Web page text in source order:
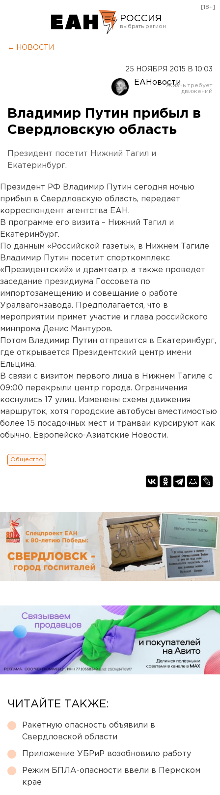
РОССИЯ
Оренбург
[18+]
← НОВОСТИ
25 НОЯБРЯ 2015 В 10:03
ЕАНовости
Владимир Путин прибыл в
Свердловскую область
Президент посетит Нижний Тагил и
Екатеринбург.
Президент РФ Владимир Путин сегодня ночью
прибыл в Свердловскую область, передает
корреспондент агентства ЕАН.
В программе его визита – Нижний Тагил и
Екатеринбург.
По данным «Российской газеты», в Нижнем Тагиле
Владимир Путин посетит спорткомплекс
«Президентский» и драмтеатр, а также проведет
заседание президиума Госсовета по
импортозамещению и совещание о работе
Уралвагонзавода. Предполагается, что в
мероприятии примет участие и глава российского
минпрома Денис Мантуров.
Потом Владимир Путин отправится в Екатеринбург,
где открывается Президентский центр имени
Ельцина.
В связи с визитом первого лица в Нижнем Тагиле с
09:00 перекрыли центр города. Ограничения
коснулись 17 улиц. Изменены схемы движения
маршруток, хотя городские автобусы вместимостью
более 15 посадочных мест и трамваи курсируют как
обычно. Европейско-Азиатские Новости.
Общество
ЧИТАЙТЕ ТАКЖЕ:
Ракетную опасность объявили в
Свердловской области
Приложение УБРиР возобновило работу
Режим БПЛА-опасности ввели в Пермском
крае